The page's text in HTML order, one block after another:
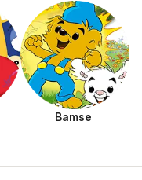
Bamse